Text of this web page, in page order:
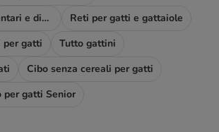
Complementi alimentari e diete
Reti per gatti e gattaiole
per gatti
Tutto gattini
Cibo senza cereali per gatti
per gatti Senior